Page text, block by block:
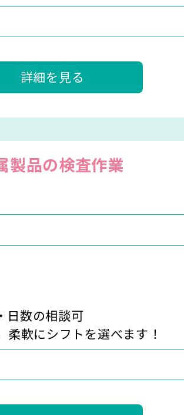
詳細を見る
製品の検査作業
日数の相談可
柔軟にシフトを選べます！